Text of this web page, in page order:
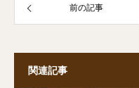
前の記事
関連記事